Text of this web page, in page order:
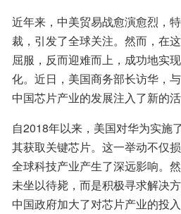
近年来，中美贸易战愈演愈烈，
裁，引发了全球关注。然而，在
屈服，反而迎难而上，成功地实
化。近日，美国商务部长访华，
中国芯片产业的发展注入了新的活
自2018年以来，美国对华为实施
其获取关键芯片。这一举动不仅
全球科技产业产生了深远影响。
未坐以待毙，而是积极寻求解决
中国政府加大了对芯片产业的投